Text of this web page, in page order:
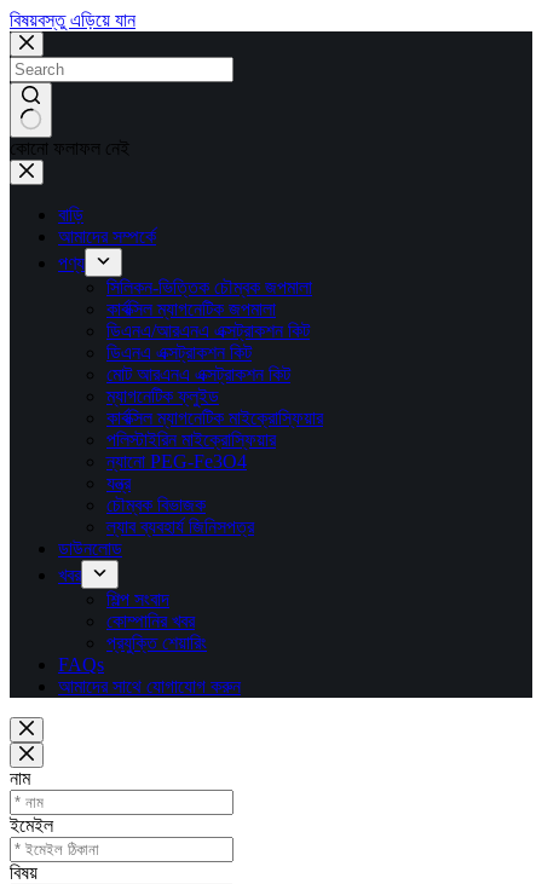
বিষয়বস্তু এড়িয়ে যান
কোনো ফলাফল নেই
বাড়ি
আমাদের সম্পর্কে
পণ্য
সিলিকন-ভিত্তিক চৌম্বক জপমালা
কার্বক্সিল ম্যাগনেটিক জপমালা
ডিএনএ/আরএনএ এক্সট্রাকশন কিট
ডিএনএ এক্সট্রাকশন কিট
মোট আরএনএ এক্সট্রাকশন কিট
ম্যাগনেটিক ফ্লুইড
কার্বক্সিল ম্যাগনেটিক মাইক্রোস্ফিয়ার
পলিস্টাইরিন মাইক্রোস্ফিয়ার
ন্যানো PEG-Fe3O4
যন্ত্র
চৌম্বক বিভাজক
ল্যাব ব্যবহার্য জিনিসপত্র
ডাউনলোড
খবর
শিল্প সংবাদ
কোম্পানির খবর
প্রযুক্তি শেয়ারিং
FAQs
আমাদের সাথে যোগাযোগ করুন
নাম
ইমেইল
বিষয়